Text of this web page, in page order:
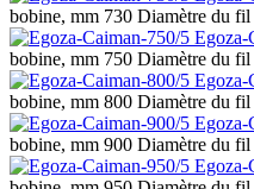
bobine, mm 730 Diamètre du fil
Egoza-
bobine, mm 750 Diamètre du fil
Egoza-
bobine, mm 800 Diamètre du fil
Egoza-
bobine, mm 900 Diamètre du fil
Egoza-